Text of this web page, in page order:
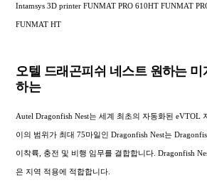
Intamsys 3D printer FUNMAT PRO 610HT FUNMAT
FUNMAT HT
오텔 드래곤피쉬 네스트 원하는
하는
Autel Dragonfish Nest는 세계 최초의 자동화된 eVTOL
이의 범위가 최대 75마일인 Dragonfish Nest는
이착륙, 충전 및 비행 임무를 결합합니다. Dragonfish
은 지역 적용에 적합합니다.